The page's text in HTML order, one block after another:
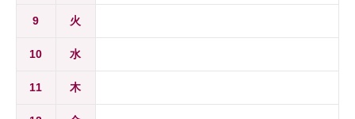
9 火
10 水
11 木